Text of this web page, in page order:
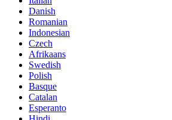
Danish
Romanian
Indonesian
Czech
Afrikaans
Swedish
Polish
Basque
Catalan
Esperanto